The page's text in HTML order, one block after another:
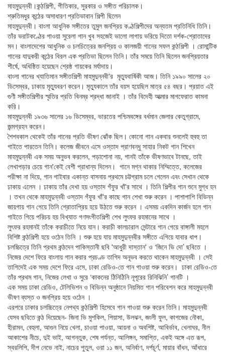
মাহমুদুন্নবী।কন্ঠশিল্পী, গীতিকার, সুরকার ও সঙ্গীত পরিচালক।
শ্রুতিমধুর কন্ঠের অসাধারণ প্রতিভাবান শিল্পী ছিলেন
মাহমুদুন্নবী। বাংলা আধুনিক সঙ্গীতের তুমুল জনপ্রিয় কণ্ঠশিল্পীদের অন্যতম প্রতিনিধি তিনি।
তাঁর ভরাটকণ্ঠের গাওয়া সুরেলা গান খুব সহজেই ভালো লাগায় ভরিয়ে দিতো দর্শক-শ্রোতাদের
মন। বাংলাদেশের আধুনিক ও চলচিত্রের জনপ্রিয় ও কালজয়ী গানের সফল কন্ঠশিল্পী । রোমান্টিক
গানের যাদুকরী কন্ঠের বিরল এক প্রতিভা ছিলেন তিনি। তাঁর সময়ে তিনি ছিলেন জনপ্রিয়তার
শীর্ষে, অধিষ্ঠিত হয়েছেন শ্রেষ্ঠ গায়কের মর্যাদায়।
বাংলা গানের খ্যাতিমান সঙ্গীতশিল্পী মাহমুদুন্নবী'র মৃত্যুবার্ষিকী আজ। তিনি ১৯৯০ সালের ২০
ডিসেম্বর, ঢাকায় মৃত্যুবরণ করেন। মৃত্যুকালে তাঁর বয়স হয়েছিল মাত্র ৫৪ বছর। প্রয়াত এই
গুণী সঙ্গীতশিল্পীর স্মৃতির প্রতি বিনম্র শ্রদ্ধা জানাই । তাঁর বিদেহী আত্মার মাগফেরাত কামনা
করি।
মাহমুদুন্নবী ১৯৩৬ সালের ১৬ ডিসেম্বর, ভারতের পশ্চিমবঙ্গের বর্ধমান জেলার কেতুগ্রামে,
জন্মগ্রহন করেন।
শৈশবকাল থেকেই তাঁর গানের প্রতি ভীষণ ঝোঁক ছিল। কোনো গান একবার শুনলেই হুবহু তা
গাইতে পারতেন তিনি। কলেজ জীবনে এসে ওস্তাদ প্রাণবন্ধু সাহার নিকট গান শিখেন
মাহমুদুন্নবী এক সময় অনুভব করলেন, পড়াশোনা নয়, গানই তাঁকে ভীষণভাবে টানছে, তাই
লেখাপড়ার চেয়ে গান'কেই বেশী প্রাধান্য দিলেন। গানে মগ্ন থাকার নিম্মিত্তে, কলেজের
পরীক্ষা না দিয়ে, গান গাইবার একান্ত বাসনায় প্রথমে চট্টগ্রাম চলে গেলেন এবং সেখান থেকে
ঢাকায় এলেন । ঢাকায় তাঁর দেখা হয় ওস্তাদ গঁফুর খাঁ'র সাথে । তিনি শিল্পীর গান শুনে মুগ্ধ হন
। তখন থেকে মাহমুদুন্নবী ওস্তাদ গঁফুর খাঁ'র কাছে গান শেখা শুরু করেন । পাশাপাশি বিভিন্ন
জায়গায় গান গেয়ে তিনি শ্রোতাপ্রিয় হয়ে উঠতে শুরু করেন । এসময় একদিন কার্জন হলে গান
গাইতে গিয়ে পরিচয় হয় বিখ্যাত গণসংগীতশিল্পী শেখ লুৎফর রহমানের সাথে ।
লুৎফর রহমানই তাঁকে করাচীতে নিয়ে যান। করাচী কালচারাল সেন্টারে গান গেয়ে বাঙ্গালী মহলে
বিশিষ্ট কন্ঠশিল্পী হয়ে ওঠেন তিনি । শুরু হয়ে যায় মাহমুদুন্নবীর সঙ্গীতে এগিয়ে যাবার ধাপ।
চলচ্চিত্রে তিনি প্রথম কন্ঠদেন পাকিস্তানী ছবি 'আধুরী দাস্তান' ও ‘জিনে ভি দো’ ছবিতে ।
নিজের দেশে ফিরে বাংলায় গান করার প্রচণ্ড তাগিদ অনূভব করতে থাকেন মাহমুদুন্নবী । সেই
তাগিদেই এক সময় দেশে ফিরে এসে, ঢাকা রেডিও-তে গান গাওয়া শুরু করেন। ঢাকা রেডিও-তে
তাঁর প্রথম গান, নিজের লেখা ও সুরে ‘কাকনের ঠিনিঠিনি নূপূরের রিনিঝিনি’ গানটি ।
এক সময় ঢাকা রেডিও, টেলিভিশন ও বিভিন্ন অনুষ্ঠানে নিয়মিত গান পরিবেশন করে মাহমুদুন্নবী
ভীষণ ব্যস্ত ও জনপ্রিয় হয়ে ওঠেন ।
এরপরে ঢাকার চলচ্চিত্রে নেপথ্য কন্ঠশিল্পী হিসেবে গান গাওয়া শুরু করেন তিনি। মাহমুদুন্নবী
যেসব ছবিতে কন্ঠ দিয়েছেন- জিনা ভি মুশকিল, পিয়াসা, উলঝন, জংলী ফুল, কাগজের নৌকা,
হীরামন, বেহুলা, আগুন নিয়ে খেলা, চাওয়া পাওয়া, আয়না ও অবশিষ্ট, আবির্ভাব, খেলাঘর, নীল
আকাশের নীচে, দুই ভাই, আগন্তুক, শেষ পর্যন্ত, আলিঙ্গন, সমাপ্তি, একই অঙ্গে এত রূপ,
স্বরলিপি, দীপ নেভে নাই, নাচের পুতুল, ওরা ১১ জন, অনির্বাণ, দর্পচূর্ণ, মায়ার বাঁধন, আঁধারে